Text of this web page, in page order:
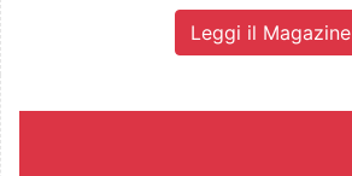
Leggi il Magazine